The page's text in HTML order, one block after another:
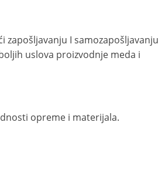
I samozapošljavanju
uslova proizvodnje meda i
opreme i materijala.